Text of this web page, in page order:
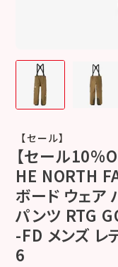
【セール】
【セール
HE NORTH
ボード ウェア
パンツ RTG
-FD メンズ レ
6